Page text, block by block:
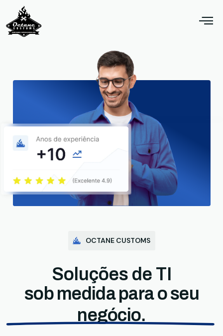
OCTANE CUSTOMS
Soluções de TI
sob medida para o seu
negócio.